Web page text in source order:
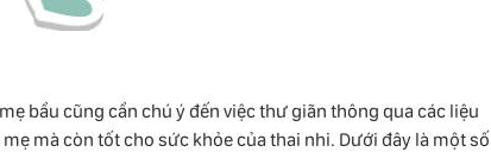
bầu cũng cần chú ý đến việc thư giãn thông qua các liệu
mà còn tốt cho sức khỏe của thai nhi. Dưới đây là một số